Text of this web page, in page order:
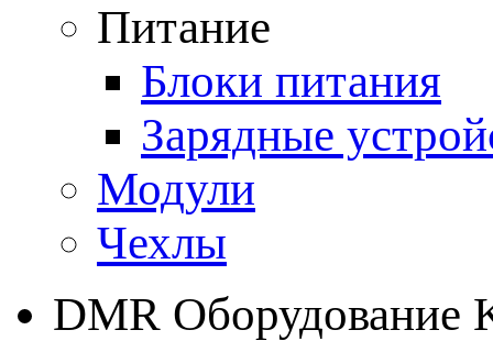
Питание
Блоки питания
Зарядные
Модули
Чехлы
DMR Оборудование